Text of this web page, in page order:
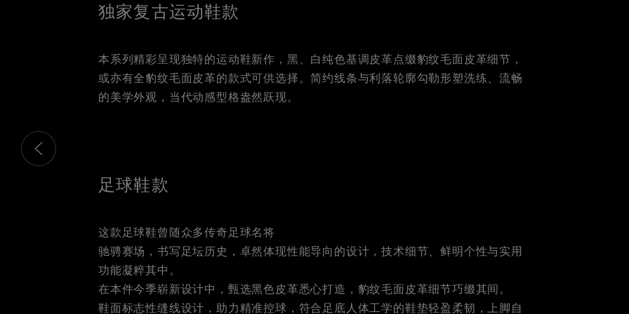
独家复古运动鞋款
本系列精彩呈现独特的运动鞋新作，黑、白纯色基调皮革点缀豹纹毛面皮革细节，
或亦有全豹纹毛面皮革的款式可供选择。简约线条与利落轮廓勾勒形塑洗练、流畅
的美学外观，当代动感型格盎然跃现。
这是带有可以左右移动幻灯片 的轮播图。有些图片有放大按 钮，可以展开轮播图。使用“ 下一张”和“上一张”按钮来 浏览
足球鞋款
这款足球鞋曾随众多传奇足球名将
驰骋赛场，书写足坛历史，卓然体现性能导向的设计，技术细节、鲜明个性与实用
功能凝粹其中。
在本件今季崭新设计中，甄选黑色皮革悉心打造，豹纹毛面皮革细节巧缀其间。
鞋面标志性缝线设计，助力精准控球，符合足底人体工学的鞋垫轻盈柔韧，上脚自